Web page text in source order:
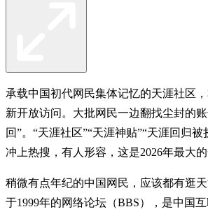
承载中国初代网民集体记忆的天涯社区
新开放访问。大批网民一边翻找尘封的
回”。“天涯社区”“天涯神贴”“天涯回归
冲上热搜，有人形容，这是2026年最大的
稍微有点年纪的中国网民，应该都有逛
于1999年的网络论坛（BBS），是中国